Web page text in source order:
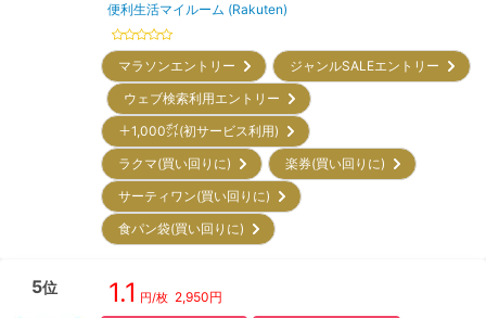
便利生活マイルーム (Rakuten)
マラソンエントリー
ジャンルSALEエントリー
ウェブ検索利用エントリー
＋1,000㌽(初サービス利用)
ラクマ(買い回りに)
楽券(買い回りに)
サーティワン(買い回りに)
食パン袋(買い回りに)
5位 1.1 円/枚 2,950円